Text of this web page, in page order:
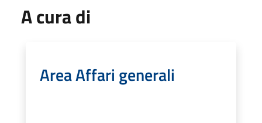
A cura di
Area Affari generali